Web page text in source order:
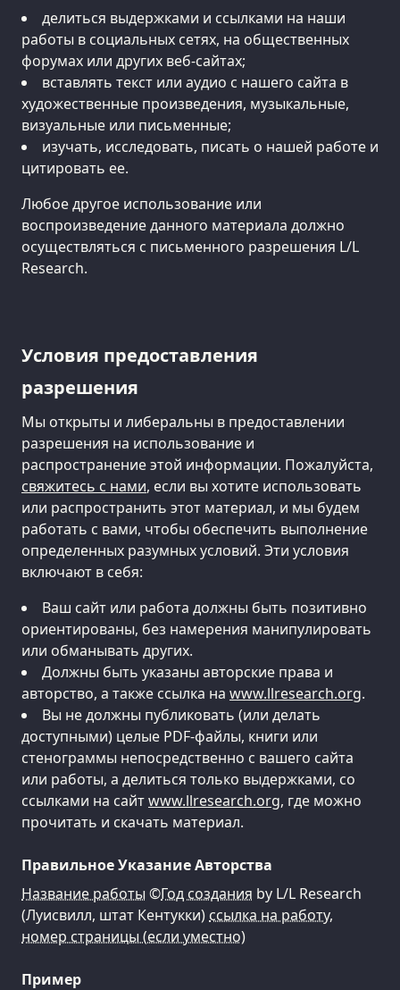
делиться выдержками и ссылками на наши
работы в социальных сетях, на общественных
форумах или других веб-сайтах;
вставлять текст или аудио с нашего сайта в
художественные произведения, музыкальные,
визуальные или письменные;
изучать, исследовать, писать о нашей работе и
цитировать ее.
Любое другое использование или
воспроизведение данного материала должно
осуществляться с письменного разрешения L/L
Research.
Условия предоставления
разрешения
Мы открыты и либеральны в предоставлении
разрешения на использование и
распространение этой информации. Пожалуйста,
свяжитесь с нами, если вы хотите использовать
или распространить этот материал, и мы будем
работать с вами, чтобы обеспечить выполнение
определенных разумных условий. Эти условия
включают в себя:
Ваш сайт или работа должны быть позитивно
ориентированы, без намерения манипулировать
или обманывать других.
Должны быть указаны авторские права и
авторство, а также ссылка на www.llresearch.org.
Вы не должны публиковать (или делать
доступными) целые PDF-файлы, книги или
стенограммы непосредственно с вашего сайта
или работы, а делиться только выдержками, со
ссылками на сайтwww.llresearch.org, где можно
прочитать и скачать материал.
Правильное Указание Авторства
Название работы ©Год создания by L/L Research
(Луисвилл, штат Кентукки) ссылка на работу,
номер страницы (если уместно)
Пример